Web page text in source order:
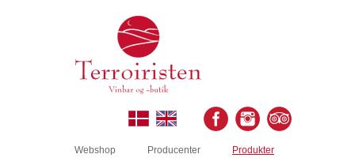
Webshop Producenter
Produkter